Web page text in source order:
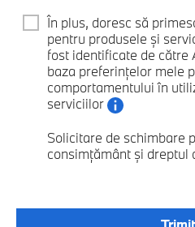
În plus, doresc să
pentru produsele și
fost identificate de către
baza preferințelor mele
comportamentului în
serviciilor
Solicitare de schimbare
consimțământ și dreptul